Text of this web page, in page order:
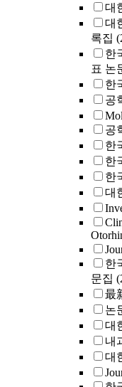
대
대
록집
한
표 논
한
공
공
한
한
한
대
한
문집
最
논
대
내
대